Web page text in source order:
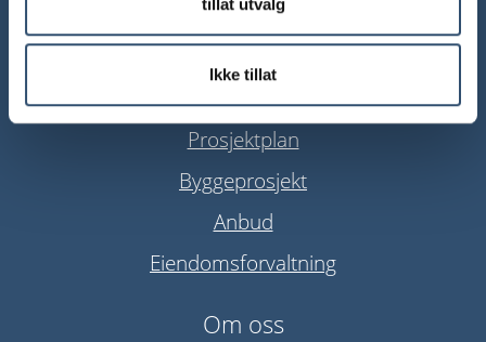
Ikke tillat
Våre tjenester
Prosjektplan
Byggeprosjekt
Anbud
Eiendomsforvaltning
Om oss